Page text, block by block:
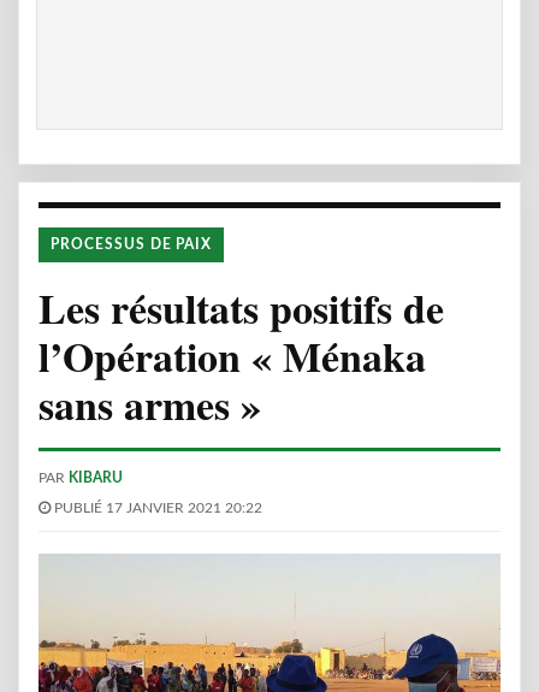
PROCESSUS DE PAIX
Les résultats positifs de
l’Opération « Ménaka
sans armes »
PAR KIBARU
PUBLIÉ 17 JANVIER 2021 20:22